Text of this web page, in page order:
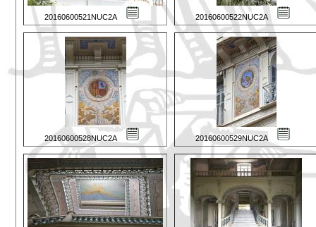
20160600521NUC2A 20160600522NUC2A
20160600528NUC2A 20160600529NUC2A